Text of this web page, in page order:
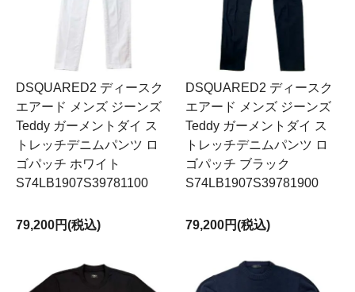
DSQUARED2 ディースク
エアード メンズ ジーンズ
Teddy ガーメントダイ ス
トレッチデニムパンツ ロ
ゴパッチ ホワイト
S74LB1907S39781100
79,200円(税込)
DSQUARED2 ディースク
エアード メンズ ジーンズ
Teddy ガーメントダイ ス
トレッチデニムパンツ ロ
ゴパッチ ブラック
S74LB1907S39781900
79,200円(税込)